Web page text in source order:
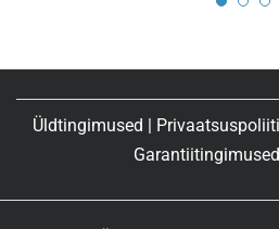
Üldtingimused
Garantiitingimused